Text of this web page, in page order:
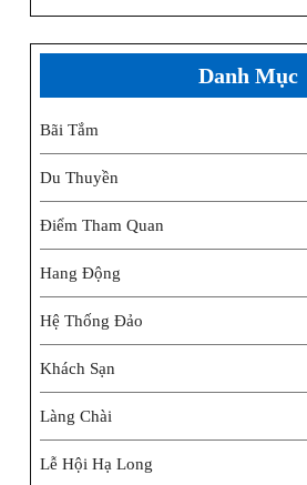
Danh Mục
Bãi Tắm
Du Thuyền
Điểm Tham Quan
Hang Động
Hệ Thống Đảo
Khách Sạn
Làng Chài
Lễ Hội Hạ Long